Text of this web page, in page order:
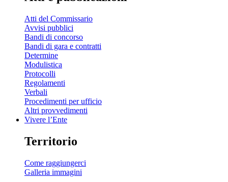
Atti del Commissario
Avvisi pubblici
Bandi di concorso
Bandi di gara e contratti
Determine
Modulistica
Protocolli
Regolamenti
Verbali
Procedimenti per ufficio
Altri provvedimenti
Vivere l’Ente
Territorio
Come raggiungerci
Galleria immagini